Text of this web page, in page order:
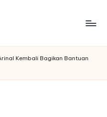
Kembali Bagikan Bantuan